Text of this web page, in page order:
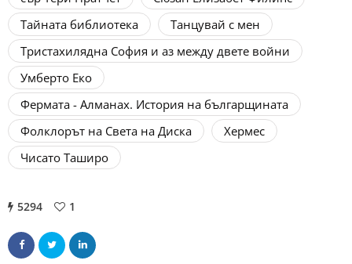
Тайната библиотека
Танцувай с мен
Тристахилядна София и аз между двете войни
Умберто Еко
Фермата - Алманах. История на българщината
Фолклорът на Света на Диска
Хермес
Чисато Таширо
5294 1